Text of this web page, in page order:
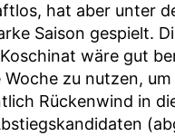
hat aber unter
Saison gespielt.
wäre gut
Woche zu nutzen,
Rückenwind in